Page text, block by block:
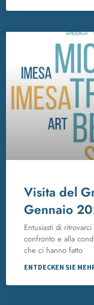
Visita del
Gennaio
Entusiasti di
confronto e alla
che ci hanno fatto
ENTDECKEN SIE